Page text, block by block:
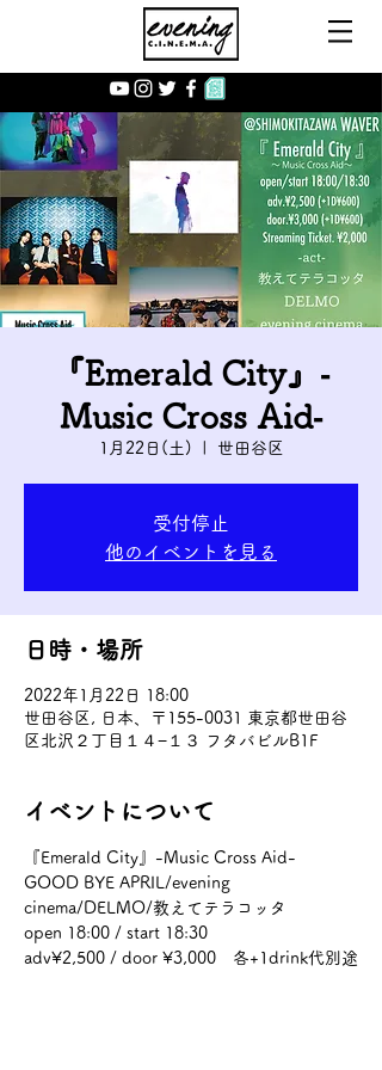
『Emerald City』‐
Music Cross Aid‐
1月22日(土) 世田谷区
受付停止
他のイベントを見る
日時・場所
2022年1月22日 18:00
世田谷区, 日本、〒155-0031 東京都世田谷
区北沢２丁目１４−１３ フタバビルB1F
イベントについて
『Emerald City』-Music Cross Aid-
GOOD BYE APRIL/evening
cinema/DELMO/教えてテラコッタ
open 18:00 / start 18:30
adv¥2,500 / door ¥3,000　各+1drink代別途